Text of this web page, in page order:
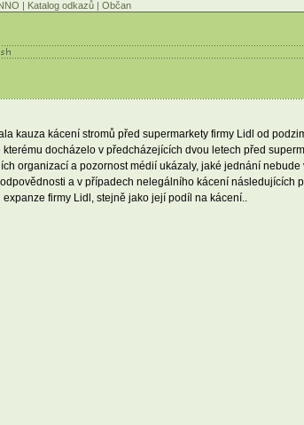
| Katalog odkazů | Občan
kauza kácení stromů před supermarkety firmy Lidl od
docházelo v předcházejících dvou letech před
organizací a pozornost médií ukázaly, jaké jednání
a v případech nelegálního kácení následujících
firmy Lidl, stejně jako její podíl na kácení..